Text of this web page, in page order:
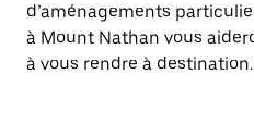
d’aménagements
à Mount Nathan vous
à vous rendre à destination.